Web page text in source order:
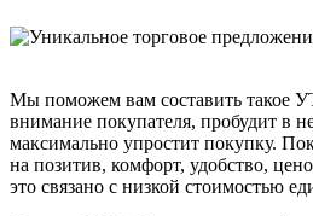
Мы поможем вам составить такое
внимание покупателя, пробудит в
максимально упростит покупку.
на позитив, комфорт, удобство,
это связано с низкой стоимостью